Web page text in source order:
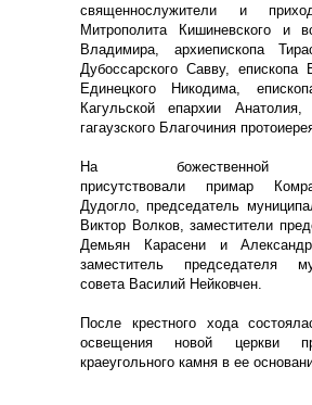
священнослужители и
Митрополита Кишиневского и
Владимира, архиепископа
Дубоссарского Савву, епископа
Единецкого Никодима,
Кагульской епархии Анатолия,
гагаузского Благочиния
На божественной
присутствовали примар
Дудогло, председатель
Виктор Волков, заместители
Демьян Карасени и Александр
заместитель председателя
совета Василий Нейковчен.
После крестного хода
освещения новой церкви
краеугольного камня в ее